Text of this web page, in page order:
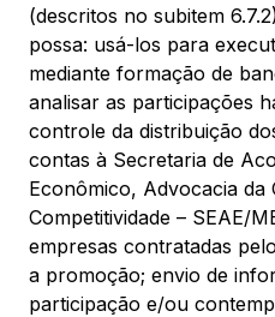
(descritos no subitem
possa: usá-los para
mediante formação de
analisar as participações
controle da distribuição
contas à Secretaria de
Econômico, Advocacia da
Competitividade – SEAE/
empresas contratadas
a promoção; envio de
participação e/ou